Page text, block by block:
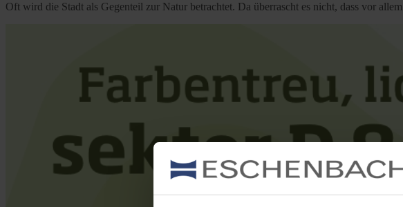
Oft wird die Stadt als Gegenteil zur Natur betrachtet. Da überrascht es nicht, dass vor